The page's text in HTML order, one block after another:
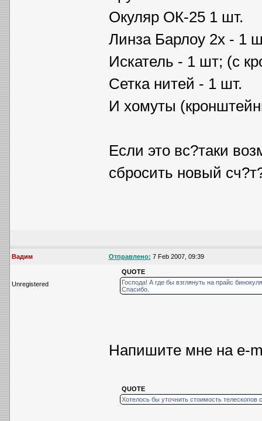
Окуляр ОК-25 1 шт.
Линза Барлоу 2х - 1
Искатель - 1 шт; (с
Сетка нитей - 1 шт.
И хомуты
Если это вс?таки
сбросить новый
Вадим Отправлено: 7 Feb 2007, 09:39
Unregistered
QUOTE
Господа! А где бы взглянуть на прайс
Спасибо.
Напишите мне на е-
QUOTE
Хотелось бы уточнить стоимость